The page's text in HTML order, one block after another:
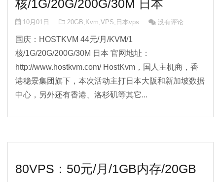
核/1G/20G/200G/30M 日本
10月01日 20GB, Kvm,VPS, 日本vps 没有评论
国庆：HOSTKVM 44元/月/KVM/1
核/1G/20G/200G/30M 日本 官网地址：
http://www.hostkvm.com/ HostKvm，国人主机商，香
港稳景集团旗下，本次活动主打日本大阪和新加坡数据
中心，另外还有香港、洛杉矶等其它...
80VPS：50元/月/1GB内存/20GB